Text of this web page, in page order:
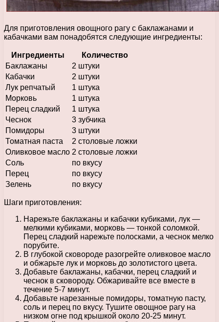
Для приготовления овощного рагу с баклажанами и
кабачками вам понадобятся следующие ингредиенты:
Ингредиенты
Количество
Баклажаны
2 штуки
Кабачки
2 штуки
Лук репчатый
1 штука
Морковь
1 штука
Перец сладкий
1 штука
Чеснок
3 зубчика
Помидоры
3 штуки
Томатная паста
2 столовые ложки
Оливковое масло 2 столовые ложки
Соль
по вкусу
Перец
по вкусу
Зелень
по вкусу
Шаги приготовления:
Нарежьте баклажаны и кабачки кубиками, лук —
мелкими кубиками, морковь — тонкой соломкой.
Перец сладкий нарежьте полосками, а чеснок мелко
порубите.
В глубокой сковороде разогрейте оливковое масло
и обжарьте лук и морковь до золотистого цвета.
Добавьте баклажаны, кабачки, перец сладкий и
чеснок в сковороду. Обжаривайте все вместе в
течение 5-7 минут.
Добавьте нарезанные помидоры, томатную пасту,
соль и перец по вкусу. Тушите овощное рагу на
низком огне под крышкой около 20-25 минут.